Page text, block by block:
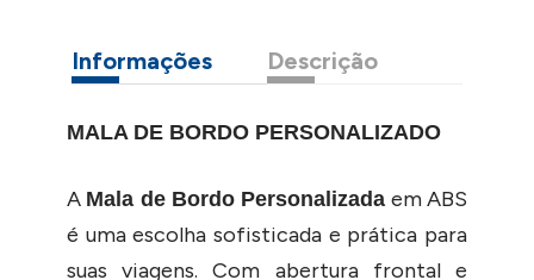
Informações Descrição
MALA DE BORDO PERSONALIZADO
A Mala de Bordo Personalizada em ABS
é uma escolha sofisticada e prática para
suas viagens. Com abertura frontal e